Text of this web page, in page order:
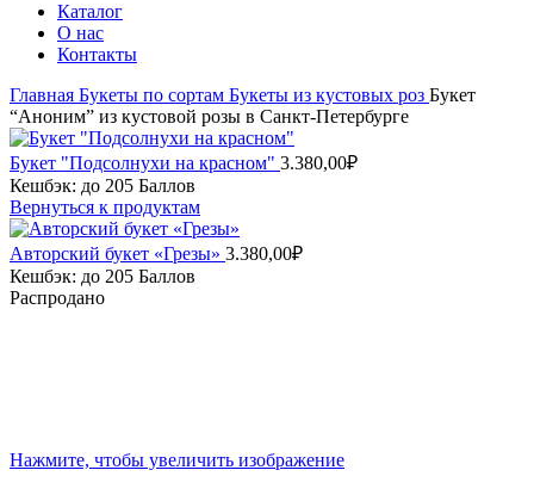
Каталог
О нас
Контакты
Главная Букеты по сортам Букеты из кустовых роз Букет
“Аноним” из кустовой розы в Санкт-Петербурге
Букет "Подсолнухи на красном" 3.380,00₽
Кешбэк: до 205 Баллов
Вернуться к продуктам
Авторский букет «Грезы» 3.380,00₽
Кешбэк: до 205 Баллов
Распродано
Нажмите, чтобы увеличить изображение